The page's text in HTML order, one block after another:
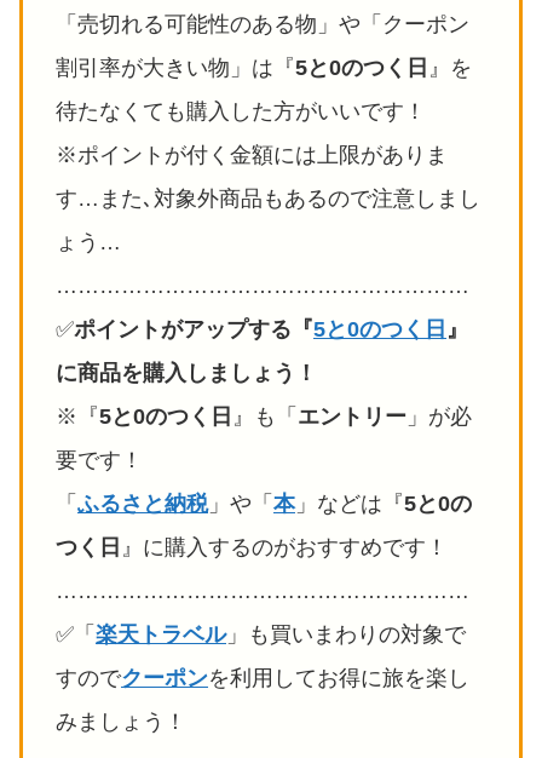
「売切れる可能性のある物」や「クーポン
割引率が大きい物」は『5と0のつく日 』を
待たなくても購入した方がいいです！
※ポイントが付く金額には上限がありま
す…また､対象外商品もあるので注意しまし
ょう…
…………………………………………………
✅️ポイントがアップする『5と0のつく日 』
に商品を購入しましょう！
※『5と0のつく日 』も「 エントリー 」が必
要です！
「 ふるさと納税」や「 本」などは『5と0の
つく日 』に購入するのがおすすめです！
…………………………………………………
✅️「 楽天トラベル」も買いまわりの対象で
すのでクーポンを利用してお得に旅を楽し
みましょう！